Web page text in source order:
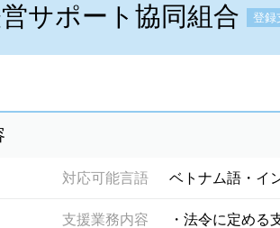
サポート協同組合 登録
対応可能言語 ベトナム語・イ
支援業務内容 ・法令に定める